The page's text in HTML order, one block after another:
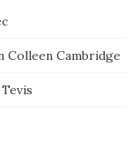
Cambridge